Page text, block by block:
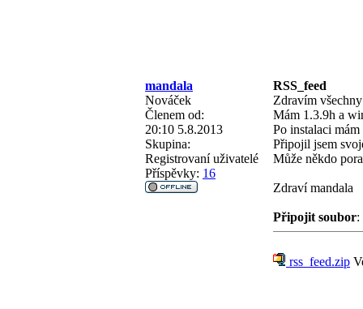
mandala
RSS_feed
Nováček
Členem od:
20:10 5.8.2013
Skupina:
Registrovaní uživatelé
Příspěvky: 16
Zdravím
Mám 1.3.9h a
Po instalaci
Připojil jsem
Může někdo
Zdraví mandala
Připojit soubor:
rss_feed.zip